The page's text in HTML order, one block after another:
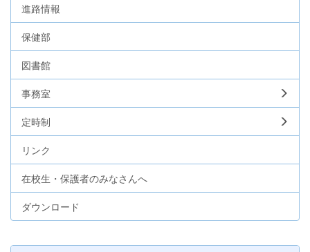
進路情報
保健部
図書館
事務室
定時制
リンク
在校生・保護者のみなさんへ
ダウンロード